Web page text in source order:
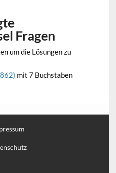
Fragen
um die Lösungen zu
mit 7 Buchstaben